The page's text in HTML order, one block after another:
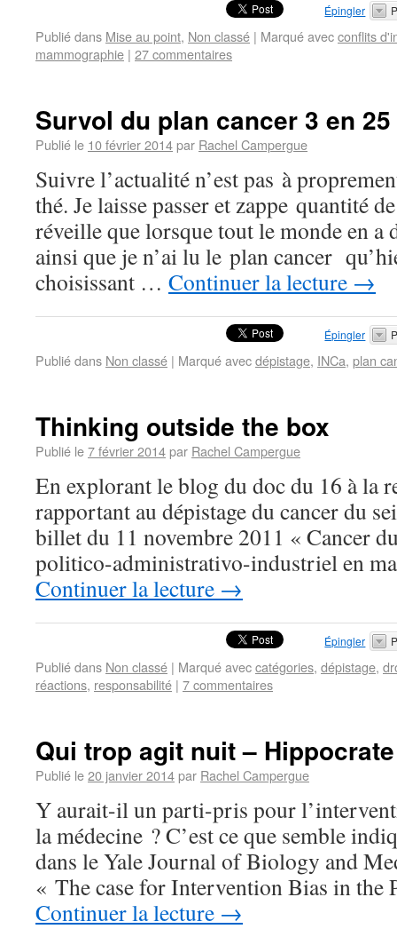
Épingler
Publié dans Mise au point, Non classé | Marqué avecconflits
mammographie | 27 commentaires
Survol du plan cancer 3 en
Publié le 10 février 2014par Rachel Campergue
Suivre l’actualité n’est pas à
thé. Je laisse passer et zappe quantité
réveille que lorsque tout le monde en a
ainsi que je n’ai lu le plan cancer
choisissant … Continuer la lecture →
Épingler
Publié dans Non classé | Marqué avecdépistage, INCa, plan
Thinking outside the box
Publié le7 février 2014par Rachel Campergue
En explorant le blog du doc du 16 à la
rapportant au dépistage du cancer du
billet du 11 novembre 2011 « Cancer
politico-administrativo-industriel en
Continuer la lecture →
Épingler
Publié dans Non classé | Marqué aveccatégories, dépistage,
réactions, responsabilité | 7 commentaires
Qui trop agit nuit –
Publié le20 janvier 2014par Rachel Campergue
Y aurait-il un parti-pris pour
la médecine ? C’est ce que semble
dans le Yale Journal of Biology and
« The case for Intervention Bias in
Continuer la lecture →